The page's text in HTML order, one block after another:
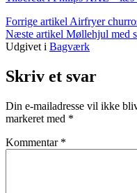
Læs
videre
Forrige artikel Airfryer
Næste artikel Møllehjul med
Udgivet i Bagværk
Skriv et svar
Din e-mailadresse vil ikke
markeret med *
Kommentar *